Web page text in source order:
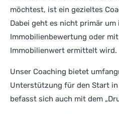
möchtest, ist ein gezieltes
Dabei geht es nicht primär
Immobilienbewertung oder
Immobilienwert ermittelt wird.
Unser Coaching bietet
Unterstützung für den Start
befasst sich auch mit dem